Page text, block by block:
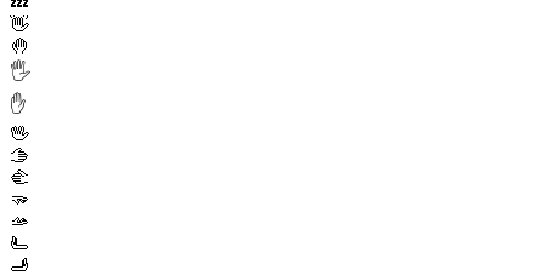
👋
🤚
🖐️
✋
🖖
🫱
🫲
🫳
🫴
🫷
🫸